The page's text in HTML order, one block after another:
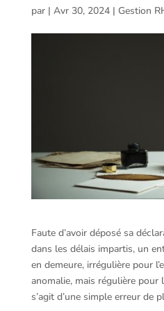
par | Avr 30, 2024| Gestion
Faute d’avoir déposé sa
dans les délais impartis, un
en demeure, irrégulière pour
anomalie, mais régulière pour
s’agit d’une simple erreur de